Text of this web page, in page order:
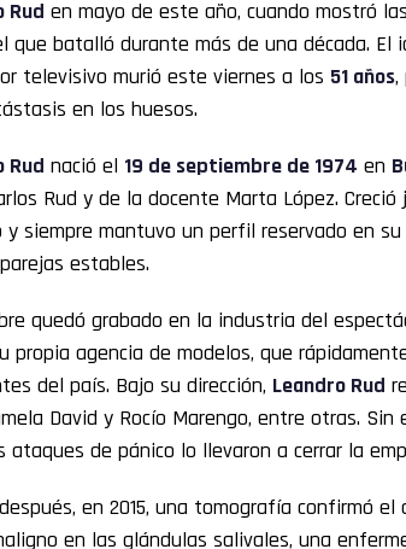
Rud en mayo de este año, cuando mostró
que batalló durante más de una década. El
televisivo murió este viernes a los 51 años,
en los huesos.
Rud nació el 19 de septiembre de 1974 en
Rud y de la docente Marta López.
y siempre mantuvo un perfil reservado en
estables.
quedó grabado en la industria del
propia agencia de modelos, que
del país. Bajo su dirección, Leandro Rud
David y Rocío Marengo, entre otras.
ataques de pánico lo llevaron a cerrar la
en 2015, una tomografía confirmó
en las glándulas salivales, una